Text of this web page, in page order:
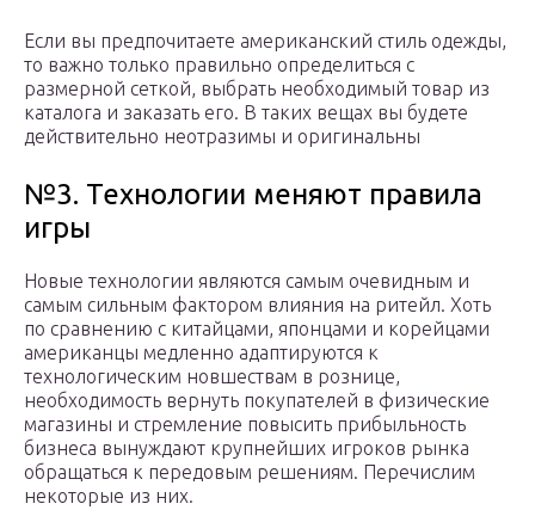
Если вы предпочитаете американский стиль одежды,
то важно только правильно определиться с
размерной сеткой, выбрать необходимый товар из
каталога и заказать его. В таких вещах вы будете
действительно неотразимы и оригинальны
№3. Технологии меняют правила
игры
Новые технологии являются самым очевидным и
самым сильным фактором влияния на ритейл. Хоть
по сравнению с китайцами, японцами и корейцами
американцы медленно адаптируются к
технологическим новшествам в рознице,
необходимость вернуть покупателей в физические
магазины и стремление повысить прибыльность
бизнеса вынуждают крупнейших игроков рынка
обращаться к передовым решениям. Перечислим
некоторые из них.